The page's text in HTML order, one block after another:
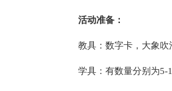
活动准备：
教具：数字卡，大象吹
学具：有数量分别为5-